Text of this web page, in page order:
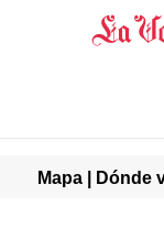
Mapa | Dónde